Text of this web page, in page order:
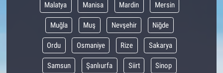
Malatya Manisa Mardin Mersin
Muğla Muş Nevşehir Niğde
Ordu Osmaniye Rize Sakarya
Samsun Şanlıurfa Siirt Sinop